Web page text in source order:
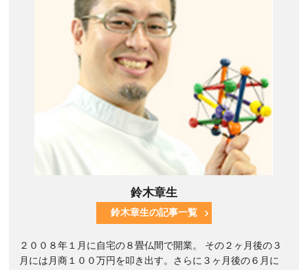
鈴木章生
鈴木章生の記事一覧
２００８年１月に自宅の８畳仏間で開業。 その２ヶ月後の３
月には月商１００万円を叩き出す。さらに３ヶ月後の６月に